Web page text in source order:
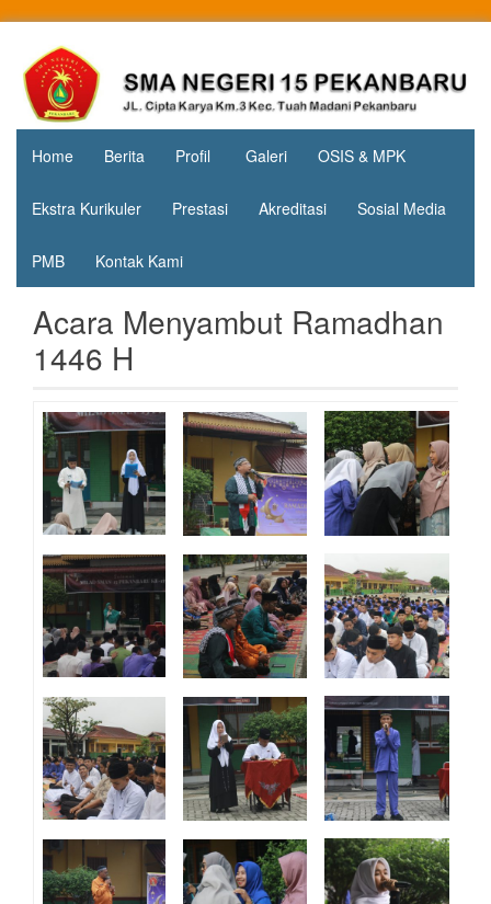
contentSMA
Negeri 15
Pekanbaru
Jl. Cipta
Karya
KM.3, Kec.
Tuah
Madani,
Home Berita Profil Galeri OSIS & MPK
Ekstra Kurikuler Prestasi Akreditasi Sosial Media
PMB Kontak Kami
Acara Menyambut Ramadhan
1446 H